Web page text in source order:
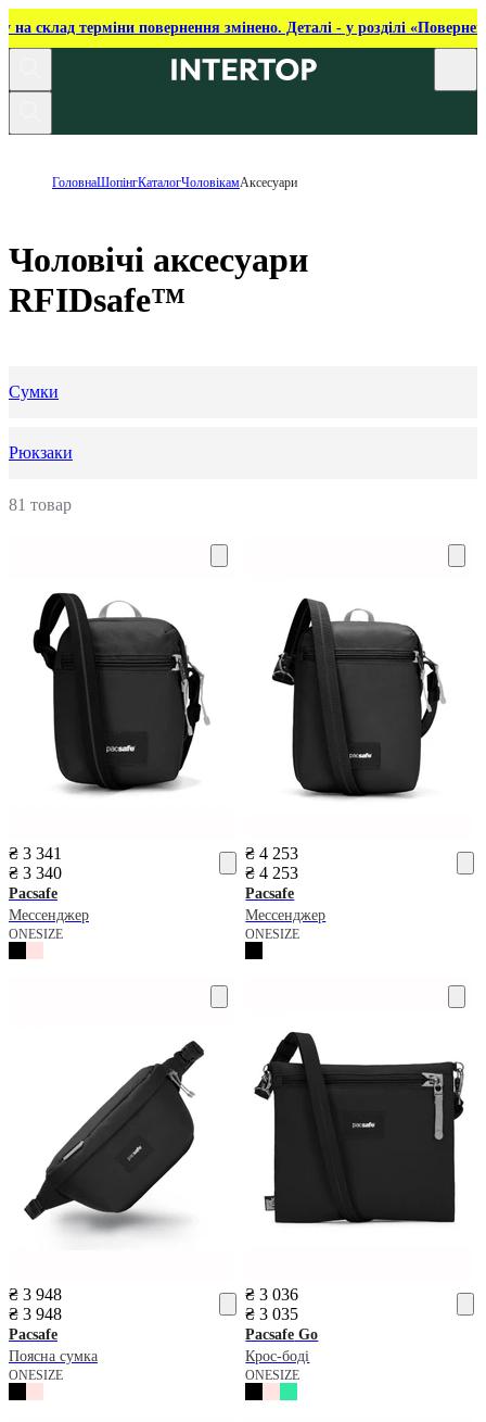
на склад терміни повернення змінено. Деталі - у розділі
ГоловнаШопінгКаталогЧоловікамАксесуари
Чоловічі аксесуари
RFIDsafe™
Сумки
Рюкзаки
81 товар
₴ 3 341
₴ 3 340
Pacsafe
Мессенджер
ONESIZE
₴ 4 253
₴ 4 253
Pacsafe
Мессенджер
ONESIZE
₴ 3 948
₴ 3 948
Pacsafe
Поясна сумка
ONESIZE
₴ 3 036
₴ 3 035
Pacsafe Go
Крос-боді
ONESIZE